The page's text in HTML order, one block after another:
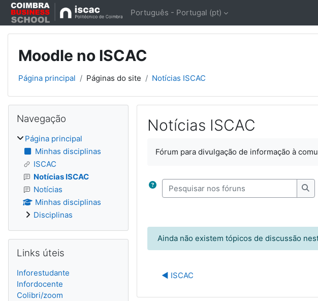
Ir para o conteúdo principal
Português - Portugal ‎(pt)‎
Moodle no ISCAC
Página principal Páginas do site Notícias ISCAC
Notícias ISCAC
Fórum para divulgação de informação à
Pesquisar nos fóruns
Ainda não existem tópicos de discussão
◀︎ ISCAC
Blocos
Navegação
Página principal
Minhas disciplinas
ISCAC
Notícias ISCAC
Notícias
Minhas disciplinas
Disciplinas
Links úteis
Inforestudante
Infordocente
Colibri/zoom